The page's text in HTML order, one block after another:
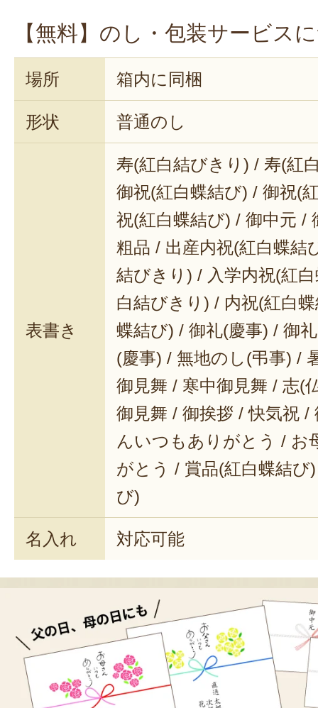
【無料】のし・包装サービス
場所 箱内に同梱
形状 普通のし
表書き
寿(紅白結びきり) / 寿(紅
御祝(紅白蝶結び) / 御祝(
祝(紅白蝶結び) / 御中元 /
粗品 / 出産内祝(紅白蝶結
結びきり) / 入学内祝(紅
白結びきり) / 内祝(紅白
蝶結び) / 御礼(慶事) / 御
(慶事) / 無地のし(弔事) /
御見舞 / 寒中御見舞 / 志(
御見舞 / 御挨拶 / 快気祝 /
んいつもありがとう / お
がとう / 賞品(紅白蝶結び
び)
名入れ 対応可能